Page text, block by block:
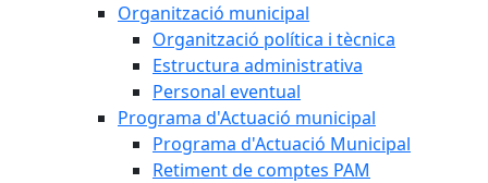
Organització municipal
Organització política i tècnica
Estructura administrativa
Personal eventual
Programa d'Actuació municipal
Programa d'Actuació Municipal
Retiment de comptes PAM